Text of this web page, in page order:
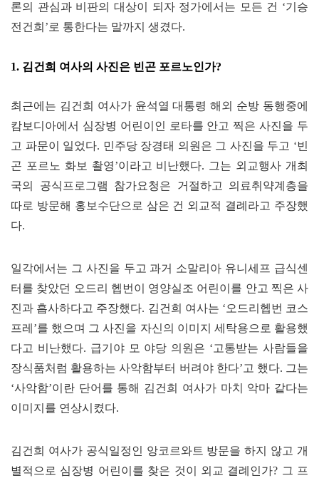
론의 관심과 비판의 대상이 되자 정가에서는 모든 건 ‘기승
전건희 ’ 로 통한다는 말까지 생겼다.
1. 김건희 여사의 사진은 빈곤 포르노인가?
최근에는 김건희 여사가 윤석열 대통령 해외 순방 동행중에
캄보디아에서 심장병 어린이인 로타를 안고 찍은 사진을 두
고 파문이 일었다. 민주당 장경태 의원은 그 사진을 두고 ‘빈
곤 포르노 화보 촬영’이라고 비난했다. 그는 외교행사 개최
국의 공식프로그램 참가요청은 거절하고 의료취약계층을
따로 방문해 홍보수단으로 삼은 건 외교적 결례라고 주장했
다.
일각에서는 그 사진을 두고 과거 소말리아 유니세프 급식센
터를 찾았던 오드리 헵번이 영양실조 어린이를 안고 찍은 사
진과 흡사하다고 주장했다. 김건희 여사는 ‘오드리헵번 코스
프레 ’를 했으며 그 사진을 자신의 이미지 세탁용으로 활용했
다고 비난했다. 급기야 모 야당 의원은 ‘고통받는 사람들을
장식품처럼 활용하는 사악함부터 버려야 한다’고 했다. 그는
‘사악함’이란 단어를 통해 김건희 여사가 마치 악마 같다는
이미지를 연상시켰다.
김건희 여사가 공식일정인 앙코르와트 방문을 하지 않고 개
별적으로 심장병 어린이를 찾은 것이 외교 결례인가? 그 프